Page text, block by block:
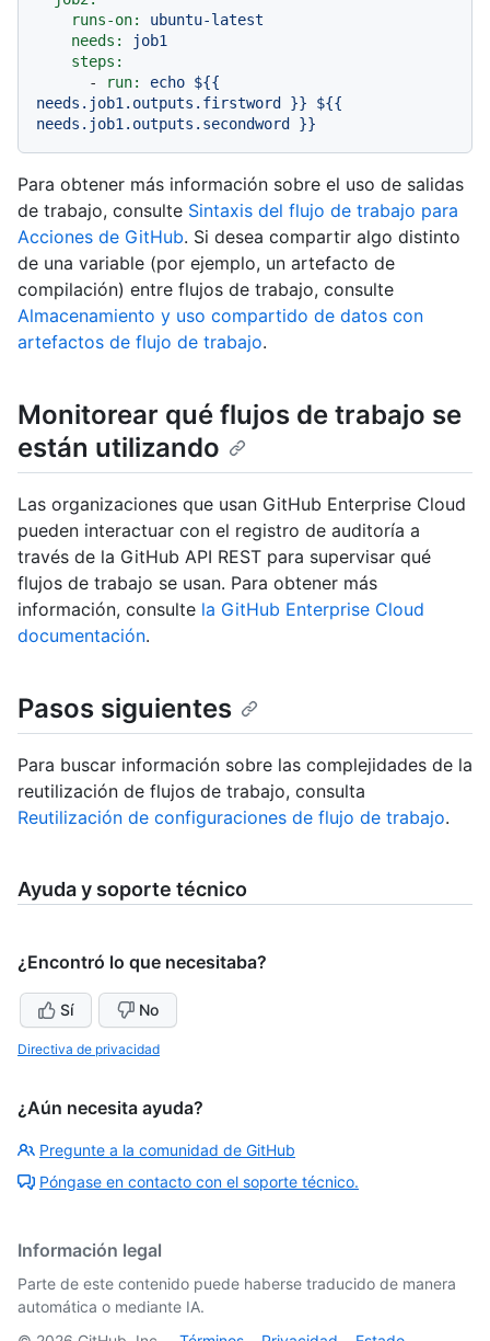
runs-on:
ubuntu-latest
needs:
job1
steps:
-
run: echo ${{
needs.job1.outputs.firstword }}
${{
needs.job1.outputs.secondword }}
Para obtener más información sobre el uso de salidas
de trabajo, consulte Sintaxis del flujo de trabajo para
Acciones de GitHub. Si desea compartir algo distinto
de una variable (por ejemplo, un artefacto de
compilación) entre flujos de trabajo, consulte
Almacenamiento y uso compartido de datos con
artefactos de flujo de trabajo.
Monitorear qué flujos de trabajo se
están utilizando
Las organizaciones que usan GitHub Enterprise Cloud
pueden interactuar con el registro de auditoría a
través de la GitHub API REST para supervisar qué
flujos de trabajo se usan. Para obtener más
información, consulte la GitHub Enterprise Cloud
documentación.
Pasos siguientes
Para buscar información sobre las complejidades de la
reutilización de flujos de trabajo, consulta
Reutilización de configuraciones de flujo de trabajo.
Ayuda y soporte técnico
¿Encontró lo que necesitaba?
Sí No
Directiva de privacidad
¿Aún necesita ayuda?
Pregunte a la comunidad de GitHub
Póngase en contacto con el soporte técnico.
Información legal
Parte de este contenido puede haberse traducido de manera
automática o mediante IA.